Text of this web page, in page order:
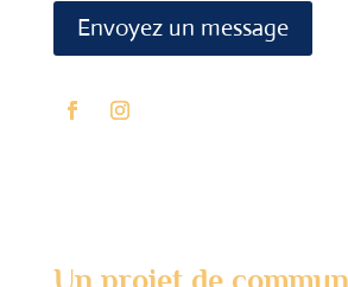
Envoyez un message